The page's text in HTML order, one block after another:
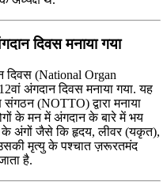
दिवस मनाया गया
दिवस (National Organ
अंगदान दिवस मनाया गया. यह
(NOTTO) द्वारा मनाया
के मन में अंगदान के बारे में भय
के अंगों जैसे कि हृदय, लीवर (यकृत),
मृत्यु के पश्चात ज़रूरतमंद
है.